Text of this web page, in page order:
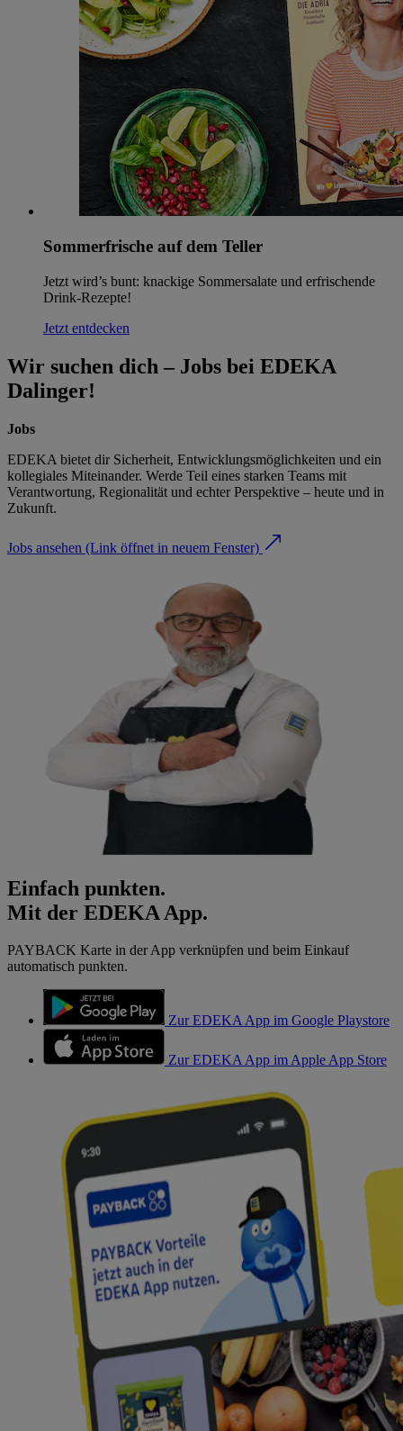
Sommerfrische auf dem Teller
Jetzt wird’s bunt: knackige Sommersalate und erfrischende
Drink-Rezepte!
Jetzt entdecken
Wir suchen dich – Jobs bei EDEKA
Dalinger!
Jobs
EDEKA bietet dir Sicherheit, Entwicklungsmöglichkeiten und ein
kollegiales Miteinander. Werde Teil eines starken Teams mit
Verantwortung, Regionalität und echter Perspektive – heute und in
Zukunft.
Jobs ansehen (Link öffnet in neuem Fenster)
Einfach punkten.
Mit der EDEKA App.
PAYBACK Karte in der App verknüpfen und beim Einkauf
automatisch punkten.
Zur EDEKA App im Google Playstore
Zur EDEKA App im Apple App Store